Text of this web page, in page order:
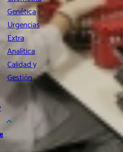
Genética
Urgencias
Extra
Analítica
Calidad y
Gestión